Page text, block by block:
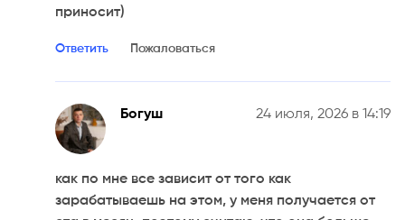
приносит)
Ответить Пожаловаться
Богуш 24 июля, 2026 в 14:19
как по мне все зависит от того как
зарабатываешь на этом, у меня получается от